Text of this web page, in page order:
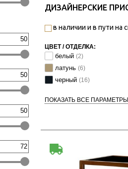
ДИЗАЙНЕРСКИЕ
в наличии и в пути на
ЦВЕТ / ОТДЕЛКА:
белый (2)
латунь (6)
черный (16)
ПОКАЗАТЬ ВСЕ ПАРАМЕТРЫ